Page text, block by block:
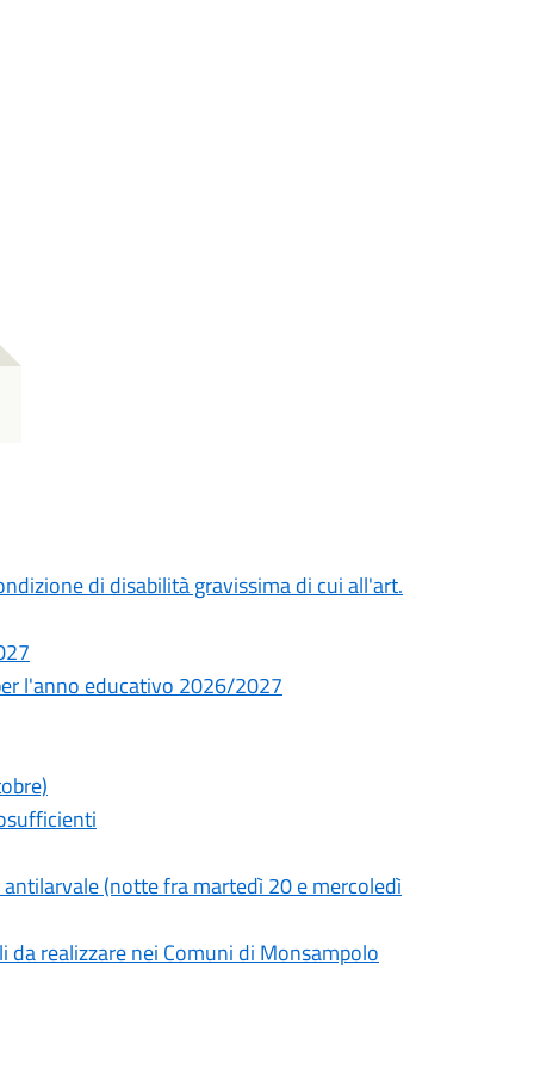
di disabilità gravissima di cui all'art.
l'anno educativo 2026/2027
(notte fra martedì 20 e mercoledì
realizzare nei Comuni di Monsampolo